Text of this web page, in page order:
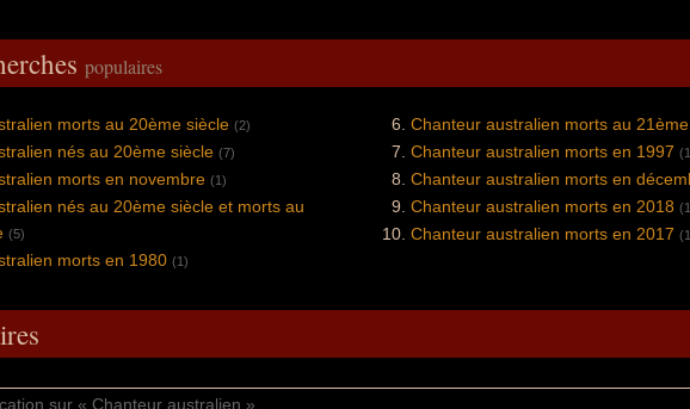
populaires
morts au 20ème siècle (2)
nés au 20ème siècle (7)
morts en novembre (1)
nés au 20ème siècle et morts au
(5)
morts en 1980 (1)
Chanteur australien morts au
Chanteur australien morts en 1997
Chanteur australien morts en
Chanteur australien morts en 2018
Chanteur australien morts en 2017